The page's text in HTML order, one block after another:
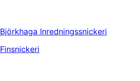
Björkhaga Inredningssnickeri
Finsnickeri